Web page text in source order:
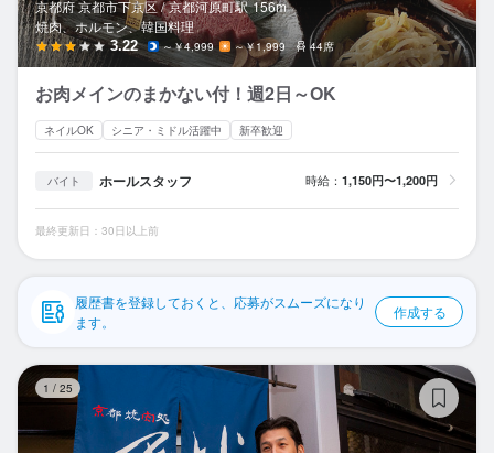
WEB履歴書
スカウト・メルマガ受信設定
ヘルプ・お問い合わせフォーム
食べログ求人PRESS
プライバシーポリシー
利用規約
企業情報
京都府 京都市下京区 / 京都河原町駅 156m
焼肉、ホルモン、韓国料理
3.22 ～￥4,999 ～￥1,999 44席
お肉メインのまかない付！週2日～OK
ネイルOK シニア・ミドル活躍中 新卒歓迎
バイト ホールスタッフ 時給： 1,150円〜1,200円
最終更新日：30日以上前
履歴書を登録しておくと、応募がスムーズになり
ます。
作成する
1 / 25